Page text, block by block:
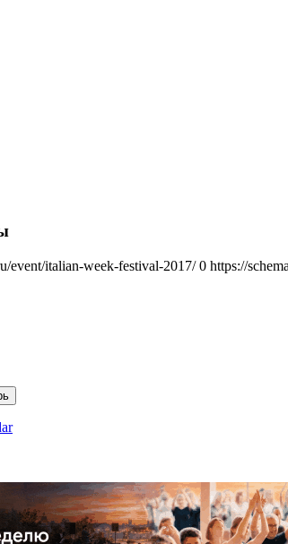
event/italian-week-festival-2017/ 0 https://